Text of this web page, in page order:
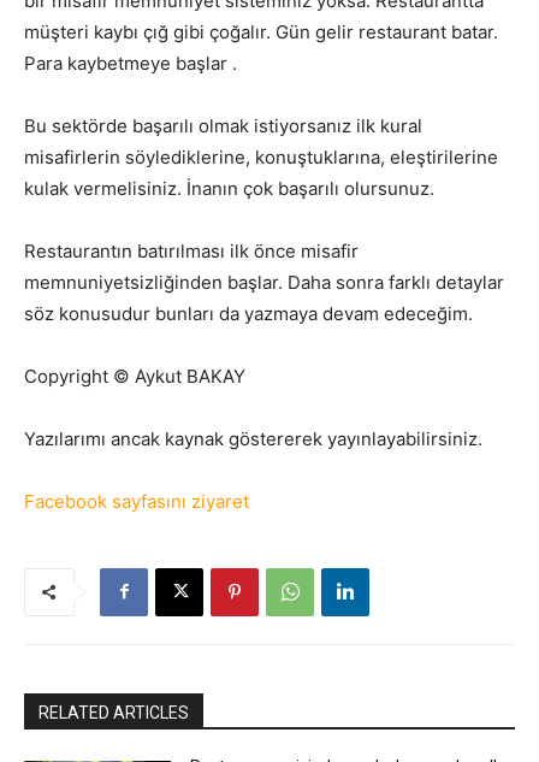
müşteri kaybı çığ gibi çoğalır. Gün gelir restaurant batar.
Para kaybetmeye başlar .
Bu sektörde başarılı olmak istiyorsanız ilk kural
misafirlerin söylediklerine, konuştuklarına, eleştirilerine
kulak vermelisiniz. İnanın çok başarılı olursunuz.
Restaurantın batırılması ilk önce misafir
memnuniyetsizliğinden başlar. Daha sonra farklı detaylar
söz konusudur bunları da yazmaya devam edeceğim.
Copyright © Aykut BAKAY
Yazılarımı ancak kaynak göstererek yayınlayabilirsiniz.
Facebook sayfasını ziyaret
RELATED ARTICLES